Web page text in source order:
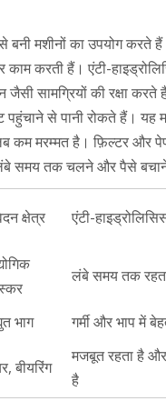
बनी मशीनों का उपयोग करते
काम करती हैं। एंटी-
जैसी सामग्रियों की रक्षा
से पानी रोकते हैं। यह
कम मरम्मत है। फ़िल्टर और
समय तक चलने और पैसे
क्षेत्र एंटी-
लंबे समय तक
भाग गर्मी और भाप में
बीयरिंग
मजबूत रहता है
है